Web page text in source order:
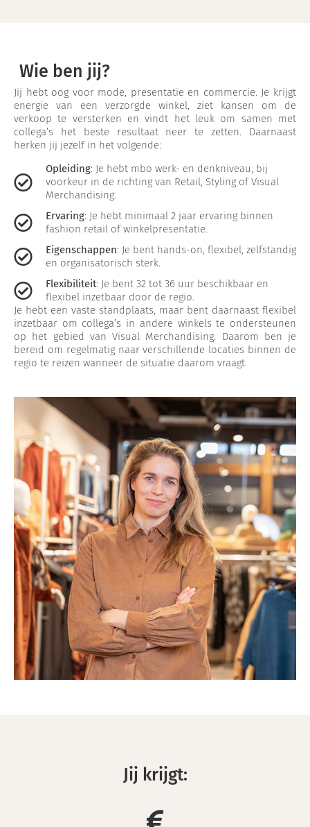
Wie ben jij?
Jij hebt oog voor mode, presentatie en commercie. Je krijgt
energie van een verzorgde winkel, ziet kansen om de
verkoop te versterken en vindt het leuk om samen met
collega’s het beste resultaat neer te zetten. Daarnaast
herken jij jezelf in het volgende:
Opleiding: Je hebt mbo werk- en denkniveau, bij
voorkeur in de richting van Retail, Styling of Visual
Merchandising.
Ervaring: Je hebt minimaal 2 jaar ervaring binnen
fashion retail of winkelpresentatie.
Eigenschappen: Je bent hands-on, flexibel, zelfstandig
en organisatorisch sterk.
Flexibiliteit: Je bent 32 tot 36 uur beschikbaar en
flexibel inzetbaar door de regio.
Je hebt een vaste standplaats, maar bent daarnaast flexibel
inzetbaar om collega’s in andere winkels te ondersteunen
op het gebied van Visual Merchandising. Daarom ben je
bereid om regelmatig naar verschillende locaties binnen de
regio te reizen wanneer de situatie daarom vraagt.
Jij krijgt: